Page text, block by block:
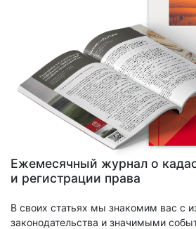
Ежемесячный журнал о
и регистрации права
В своих статьях мы знакомим вас с
законодательства и значимыми